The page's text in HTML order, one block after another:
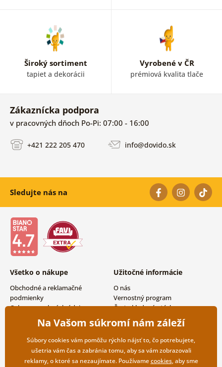
Široký sortiment
tapiet a dekorácii
Vyrobené v ČR
prémiová kvalita tlače
Zákaznícka podpora
v pracovných dňoch Po-Pi: 07:00 - 16:00
+421 222 205 470 info@dovido.sk
Sledujte nás na
Všetko o nákupe
Obchodné a reklamačné
podmienky
Ochrana osobných údajov
Možnosti dopravy a platby
Vrátenie tovaru
Užitočné informácie
O nás
Vernostný program
Často kladené otázky
Magazín
Kontakty
Veľkoobchodná spolupráca
Na Vašom súkromí nám záleží
Súbory cookies vám pomôžu rýchlo nájsť to, čo potrebujete,
ušetria vám čas a zabránia tomu, aby sa vám zobrazovali
reklamy, o ktoré sa nezaujímate. Používamecookies, aby sme